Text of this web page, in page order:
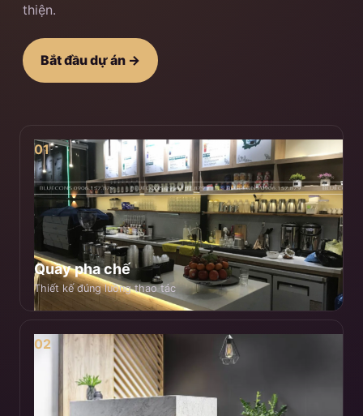
thiện.
Bắt đầu dự án →
01
Quầy pha chế
Thiết kế đúng luồng thao tác
02